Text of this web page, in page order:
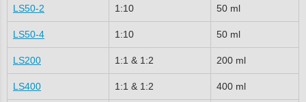
LS50-2 1:10 50 ml
LS50-4 1:10 50 ml
LS200 1:1 & 1:2 200 ml
LS400 1:1 & 1:2 400 ml